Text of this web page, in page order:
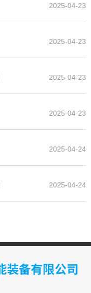
2025-04-23
2025-04-23
2025-04-23
2025-04-23
2025-04-24
2025-04-24